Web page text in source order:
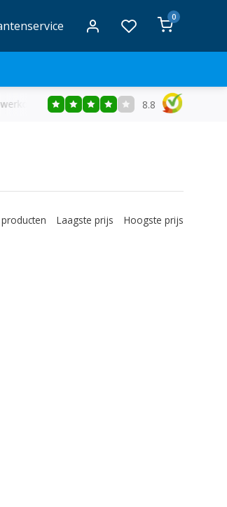
0
in huis Gratisbezorging vanaf €50
8.8
Laagste prijs Hoogste prijs